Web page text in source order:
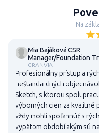
Na
Mia Bajáková CSR
Manager/Foundation
GRANVIA
Profesionálny prístup a
neštandardných
Sketch, s ktorou
výborných cien za kvalitné
vždy mohli spoľahnúť s
vypätom období akým sú